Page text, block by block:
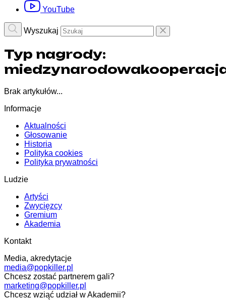
YouTube
Wyszukaj
Typ nagrody:
Brak artykułów...
Informacje
Aktualności
Głosowanie
Historia
Polityka cookies
Polityka prywatności
Ludzie
Artyści
Zwycięzcy
Gremium
Akademia
Kontakt
Media, akredytacje
media@popkiller.pl
Chcesz zostać partnerem gali?
marketing@popkiller.pl
Chcesz wziąć udział w Akademii?